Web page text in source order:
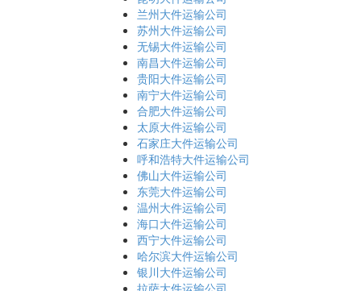
兰州大件运输公司
苏州大件运输公司
无锡大件运输公司
南昌大件运输公司
贵阳大件运输公司
南宁大件运输公司
合肥大件运输公司
太原大件运输公司
石家庄大件运输公司
呼和浩特大件运输公司
佛山大件运输公司
东莞大件运输公司
温州大件运输公司
海口大件运输公司
西宁大件运输公司
哈尔滨大件运输公司
银川大件运输公司
拉萨大件运输公司